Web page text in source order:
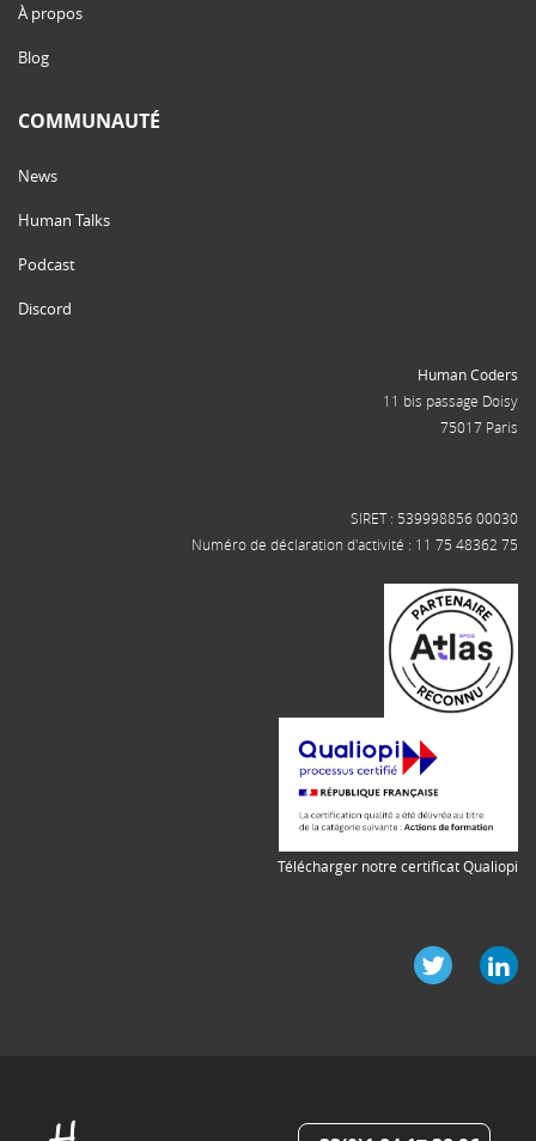
À propos
Blog
COMMUNAUTÉ
News
Human Talks
Podcast
Discord
Human Coders
11 bis passage Doisy
75017 Paris
SIRET : 539998856 00030
Numéro de déclaration d'activité : 11 75 48362 75
Télécharger notre certificat Qualiopi